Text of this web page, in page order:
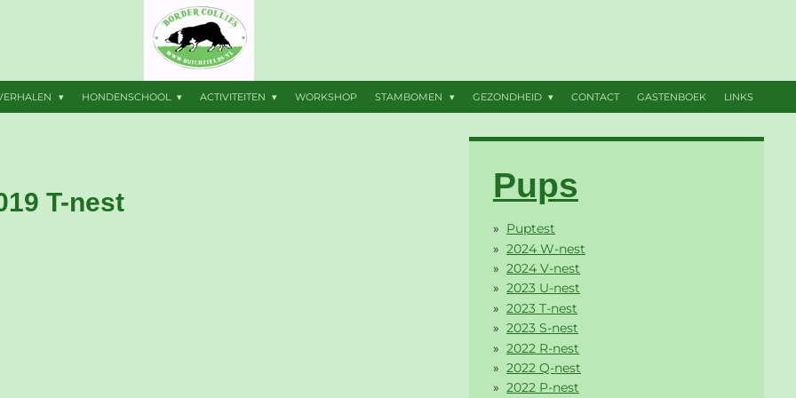
HONDENSCHOOL ACTIVITEITEN WORKSHOP STAMBOMEN GEZONDHEID CONTACT GASTENBOEK LINKS
T-nest Pups
Puptest
2024 W-nest
2024 V-nest
2023 U-nest
2023 T-nest
2023 S-nest
2022 R-nest
2022 Q-nest
2022 P-nest